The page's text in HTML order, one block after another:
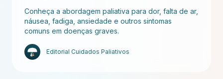
Conheça a abordagem paliativa para dor, falta de ar,
náusea, fadiga, ansiedade e outros sintomas
comuns em doenças graves.
Editorial Cuidados Paliativos